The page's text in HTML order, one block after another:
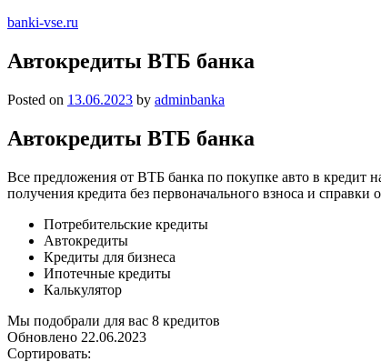
banki-vse.ru
Автокредиты ВТБ банка
Posted on 13.06.2023 by adminbanka
Автокредиты ВТБ банка
Все предложения от ВТБ банка по покупке авто в кредит
получения кредита без первоначального взноса и
Потребительские кредиты
Автокредиты
Кредиты для бизнеса
Ипотечные кредиты
Калькулятор
Мы подобрали для вас 8 кредитов
Обновлено 22.06.2023
Сортировать: